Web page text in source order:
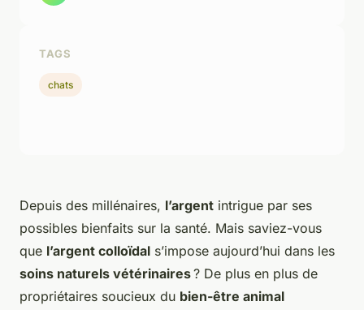
Depuis des millénaires, l’argent intrigue par ses
possibles bienfaits sur la santé. Mais saviez-vous
que l’argent colloïdal s’impose aujourd’hui dans les
soins naturels vétérinaires? De plus en plus de
propriétaires soucieux du bien-être animal
TAGS
chats